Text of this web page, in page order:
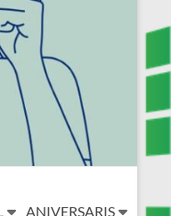
ANIVERSARIS